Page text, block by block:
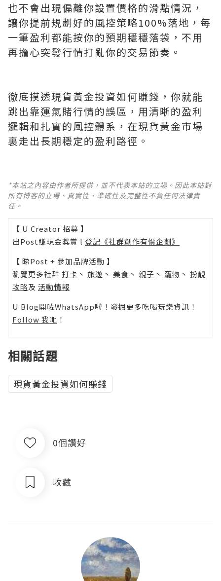
也不會出現偏離你設置價格的滑點情況，
讓你提前規劃好的風控策略100%落地，每
一筆盈利都能按你的預期穩穩落袋，不用
再擔心突發行情打亂你的交易節奏。
徹底摸透現貨黃金投資如何賺錢，你就能
跳出靠運氣賭行情的誤區，用清晰的盈利
邏輯和扎實的風控體系，在現貨黃金市場
裏走出長期穩定的盈利路徑。
*本站之內容由作者所提供，並不代表本站的立場。因此本站對
所有博客的立場、真實性、準確性及完整性不負任何法律責
任。
【 U Creator 招募 】
出Post賺現金獎賞 l 登記《社群創作有價企劃》
【 睇Post + 參加品牌活動 】
瀏覽更多社群 打卡 丶 旅遊 丶 美食 丶 親子 丶 寵物 丶 扮靚
攻略及 活動情報
U Blog開咗WhatsApp啦！發掘更多吃喝玩樂資訊！
Follow 我哋 ！
相關話題
現貨黃金投資如何賺錢
0個讚好
收藏